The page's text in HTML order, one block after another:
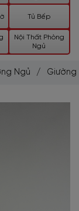
Tủ Bếp
Nội Thất Phòng
Ngủ
Ngủ /